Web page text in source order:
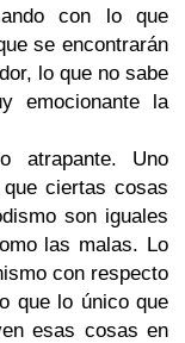
con lo que
se encontrarán
lo que no sabe
emocionante la
atrapante. Uno
ciertas cosas
son iguales
las malas. Lo
con respecto
que lo único que
esas cosas en